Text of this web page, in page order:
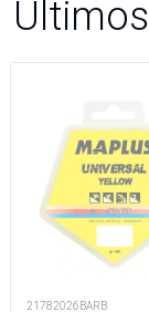
21782026BARB